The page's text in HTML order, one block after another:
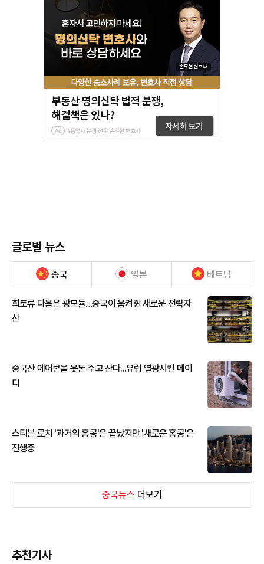
글로벌 뉴스
중국 일본 베트남
희토류 다음은 광모듈…중국이 움켜쥔 새로운 전략자
산
중국산 에어콘을 웃돈 주고 산다...유럽 열광시킨 메이
디
스티븐 로치 '과거의 홍콩'은 끝났지만 '새로운 홍콩'은
진행중
중국뉴스 더보기
추천기사